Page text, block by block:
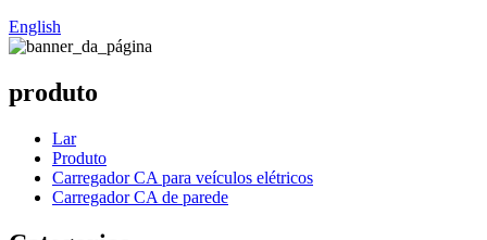
English
produto
Lar
Produto
Carregador CA para veículos elétricos
Carregador CA de parede